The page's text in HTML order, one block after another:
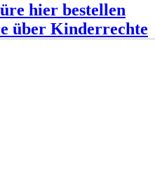
hier bestellen